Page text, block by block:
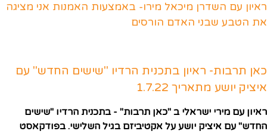
ראיון עם השדרן מיכאל מירו- באמצעות האמנות אני מציגה
את הטבע שבני האדם הורסים
כאן תרבות- ראיון בתכנית הרדיו "שישים החדש" עם
איציק יושע מתאריך 1.7.22
ראיון עם מירי ישראלי ב "כאן תרבות" - בתכנית הרדיו "שישים
החדש" עם איציק יושע על אקטיביזם בגיל השלישי. בפודקאסט